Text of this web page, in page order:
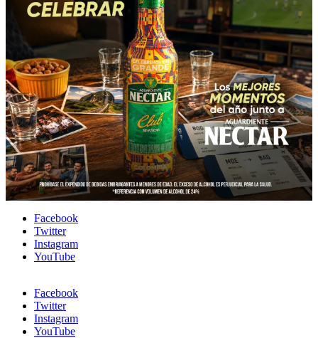
Facebook
Twitter
Instagram
YouTube
Facebook
Twitter
Instagram
YouTube